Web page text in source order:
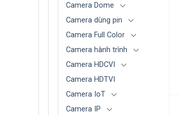
Camera Dome
Camera dùng pin
Camera Full Color
Camera hành trình
Camera HDCVI
Camera HDTVI
Camera IoT
Camera IP